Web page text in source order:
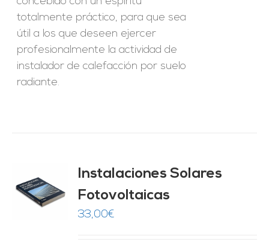
totalmente práctico, para que sea
útil a los que deseen ejercer
profesionalmente la actividad de
instalador de calefacción por suelo
radiante.
Instalaciones Solares
Fotovoltaicas
33,00€